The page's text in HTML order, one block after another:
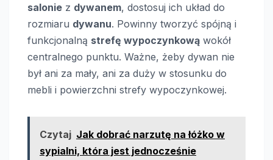
salonie z dywanem, dostosuj ich układ do
rozmiaru dywanu. Powinny tworzyć spójną i
funkcjonalną strefę wypoczynkową wokół
centralnego punktu. Ważne, żeby dywan nie
był ani za mały, ani za duży w stosunku do
mebli i powierzchni strefy wypoczynkowej.
Czytaj Jak dobrać narzutę na łóżko w
sypialni, która jest jednocześnie